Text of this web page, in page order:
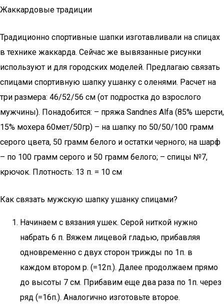
Жаккардовые традиции
Традиционно спортивные шапки изготавливали на спицах
в технике жаккарда. Сейчас же вывязанные рисунки
используют и для городских моделей. Предлагаю связать
спицами спортивную шапку ушанку с оленями. Расчет на
три размера: 46/52/56 см (от подростка до взрослого
мужчины). Понадобится: – пряжа Sandnes Alfa (85% шерсти,
15% мохера 60мет/50гр) – на шапку по 50/50/100 грамм
серого цвета, 50 грамм белого и остатки черного; на шарф
– по 100 грамм серого и 50 грамм белого; – спицы №7,
крючок. Плотность: 13 п. = 10 см
Как связать мужскую шапку ушанку спицами?
Начинаем с вязания ушек. Серой ниткой нужно
набрать 6 п. Вяжем лицевой гладью, прибавляя
одновременно с двух сторон трижды по 1п. в
каждом втором р. (=12п.). Далее продолжаем прямо
до высоты 7 см. Прибавим еще два раза по 1п. через
ряд (=16п.). Аналогично изготовьте второе.